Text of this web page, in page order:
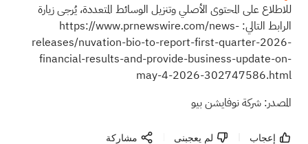
للاطلاع على المحتوى الأصلي وتنزيل الوسائط المتعددة، يُرجى زيارة
الرابط التالي: https://www.prnewswire.com/news-
releases/nuvation-bio-to-report-first-quarter-2026-
financial-results-and-provide-business-update-on-
may-4-2026-302747586.html
المصدر: شركة نوفايشن بيو
إعجاب لم يعجبنى مشاركة